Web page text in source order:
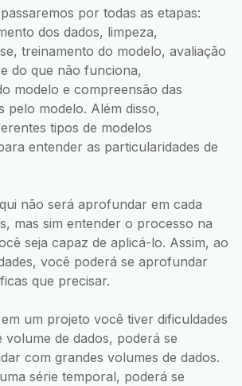
por todas as etapas:
dos dados, limpeza,
treinamento do modelo, avaliação
do que não funciona,
modelo e compreensão das
pelo modelo. Além disso,
tipos de modelos
entender as particularidades de
não será aprofundar em cada
mas sim entender o processo na
seja capaz de aplicá-lo. Assim, ao
você poderá se aprofundar
que precisar.
um projeto você tiver dificuldades
volume de dados, poderá se
com grandes volumes de dados.
série temporal, poderá se